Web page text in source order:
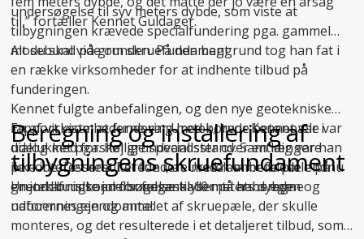
til,” fortæller Kennet Guldager.
undersøgelse til syv meters dybde, som viste at
tilbygningen krævede specialfundering pga. gammel
mosebund på grunden. På den baggrund tog han fat i
en række virksomheder for at indhente tilbud på
funderingen.
En af virksomhederne var Uretek, hvor Kennet var i
dialog med forskellige specialister over en længere
periode. Det resulterede i, at Uretek anbefalede endnu
enjordbundsundersøgelsetil 10 meters dybde.
Alt du skal vide om skruefundament
Kennet fulgte anbefalingen, og den nye geotekniske
rapport viste, at fundering med borede betonpæle var
udelukket pga. høj grundvandsstand. Samtidig var han
ikke interesseret i at fundere med rammede pæle på
grund af risikoen for følgeskader på hans egen og
naboernes ejendomme:
Beregning og installering af
tilbygningens skruefundament
Uretek brugte jordbundsanalysen til at beregne
udformningen og antallet af skruepæle, der skulle
monteres, og det resulterede i et detaljeret tilbud, som